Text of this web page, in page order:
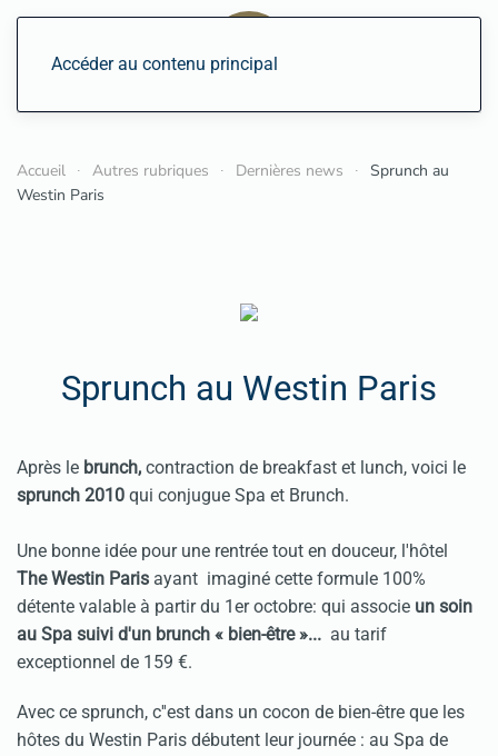
Accéder au contenu principal
Accueil Autres rubriques Dernières news
Sprunch au
Westin Paris
Sprunch au Westin Paris
Après le brunch, contraction de breakfast et lunch, voici le
sprunch 2010 qui conjugue Spa et Brunch.
Une bonne idée pour une rentrée tout en douceur, l'hôtel
The Westin Paris ayant imaginé cette formule 100%
détente valable à partir du 1er octobre: qui associe un soin
au Spa suivi d'un brunch « bien-être »... au tarif
exceptionnel de 159 €.
Avec ce sprunch, c''est dans un cocon de bien-être que les
hôtes du Westin Paris débutent leur journée : au Spa de